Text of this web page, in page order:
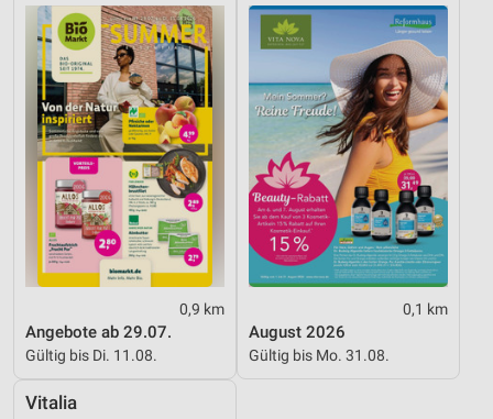
0,9 km
Angebote ab 29.07.
Gültig bis Di. 11.08.
0,1 km
August 2026
Gültig bis Mo. 31.08.
Vitalia
Entwicklung und Verbesserung der Angebote
Verwendung reduzierter Daten zur Auswahl von
Inhalten
IAB-Besonderheiten:
Verwendung genauer Standortdaten
Geräte anhand von aktiv angeforderten
Informationen identifizieren
Nicht-IAB-Verarbeitungszwecke:
Notwendig
Funktional
Werbung